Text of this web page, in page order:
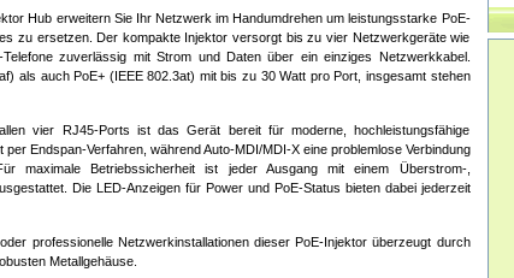
Hub erweitern Sie Ihr Netzwerk im Handumdrehen um leistungsstarke PoE-
zu ersetzen. Der kompakte Injektor versorgt bis zu vier Netzwerkgeräte wie
zuverlässig mit Strom und Daten über ein einziges Netzwerkkabel.
als auch PoE+ (IEEE 802.3at) mit bis zu 30 Watt pro Port, insgesamt stehen
vier RJ45-Ports ist das Gerät bereit für moderne, hochleistungsfähige
Endspan-Verfahren, während Auto-MDI/MDI-X eine problemlose Verbindung
maximale Betriebssicherheit ist jeder Ausgang mit einem Überstrom-,
Die LED-Anzeigen für Power und PoE-Status bieten dabei jederzeit
professionelle Netzwerkinstallationen dieser PoE-Injektor überzeugt durch
Metallgehäuse.